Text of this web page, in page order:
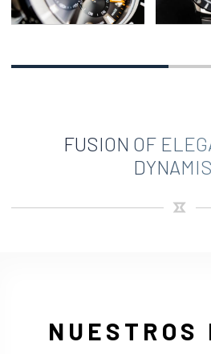
FUSION OF
NUESTROS